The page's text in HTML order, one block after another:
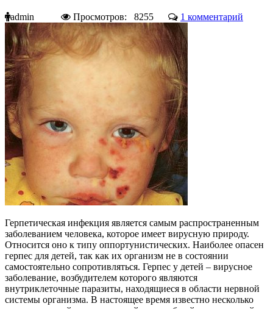
admin Просмотров: 8255 1 комментарий
Герпетическая инфекция является самым распространенным
заболеванием человека, которое имеет вирусную природу.
Относится оно к типу оппортунистических. Наиболее опасен
герпес для детей, так как их организм не в состоянии
самостоятельно сопротивляться. Герпес у детей – вирусное
заболевание, возбудителем которого являются
внутриклеточные паразиты, находящиеся в области нервной
системы организма. В настоящее время известно несколько